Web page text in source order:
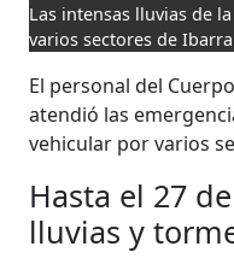
Las intensas lluvias de
varios sectores de
El personal del
atendió las
vehicular por varios
Hasta el 27
lluvias y